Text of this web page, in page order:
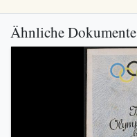
Ähnliche Dokumente